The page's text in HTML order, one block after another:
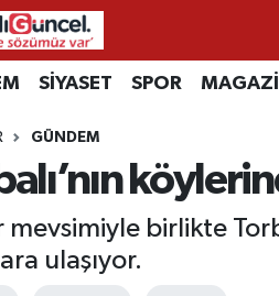
SİYASET SPOR
GÜNDEM
mevsimiyle birlikte
ulaşıyor.
Haritası